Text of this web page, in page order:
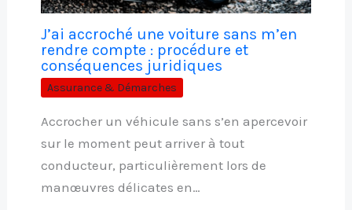
J’ai accroché une voiture sans m’en
rendre compte : procédure et
conséquences juridiques
Assurance & Démarches
Accrocher un véhicule sans s’en apercevoir
sur le moment peut arriver à tout
conducteur, particulièrement lors de
manœuvres délicates en…